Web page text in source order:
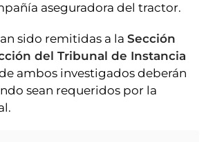
aseguradora del tractor.
sido remitidas a la Sección
del Tribunal de Instancia
ambos investigados deberán
sean requeridos por la